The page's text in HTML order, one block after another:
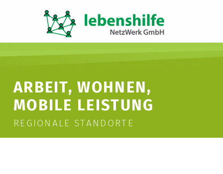
ARBEIT, WOHNEN,
MOBILE LEISTUNG
REGIONALE STANDORTE